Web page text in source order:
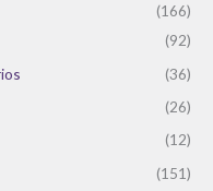
(166)
(92)
(36)
(26)
(12)
(151)